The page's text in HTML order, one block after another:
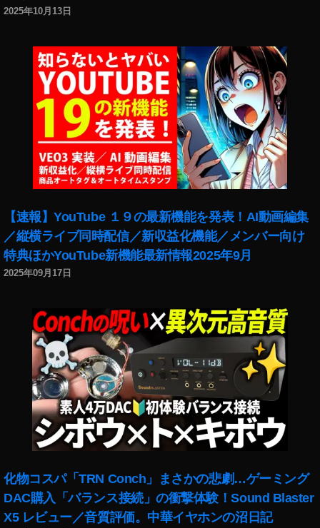
2025年10月13日
【速報】YouTube １９の最新機能を発表！AI動画編集
／縦横ライブ同時配信／新収益化機能／メンバー向け
特典ほかYouTube新機能最新情報2025年9月
2025年09月17日
化物コスパ「TRN Conch」まさかの悲劇…ゲーミング
DAC購入「バランス接続」の衝撃体験！Sound Blaster
X5 レビュー／音質評価。中華イヤホンの沼日記